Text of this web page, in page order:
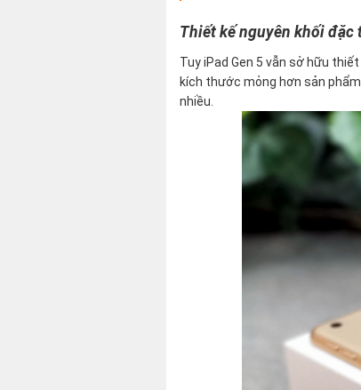
Thiết kế nguyên khối đặc
Tuy iPad Gen 5 vẫn sở hữu
kích thước mỏng hơn sản
nhiều.